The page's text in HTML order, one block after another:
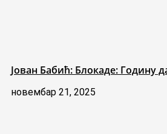
Јован Бабић: Блокаде: Годину
новембар 21, 2025